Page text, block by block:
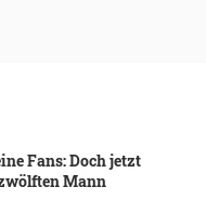
Fans: Doch jetzt
Mann